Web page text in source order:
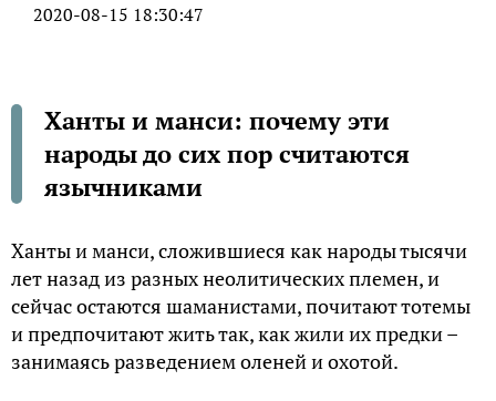
2020-08-15 18:30:47
Ханты и манси: почему эти
народы до сих пор считаются
язычниками
Ханты и манси, сложившиеся как народы тысячи
лет назад из разных неолитических племен, и
сейчас остаются шаманистами, почитают тотемы
и предпочитают жить так, как жили их предки –
занимаясь разведением оленей и охотой.